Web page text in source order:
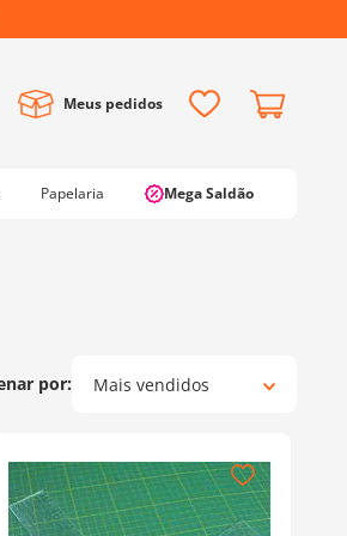
Meus pedidos
Papelaria Mega Saldão
Mais vendidos